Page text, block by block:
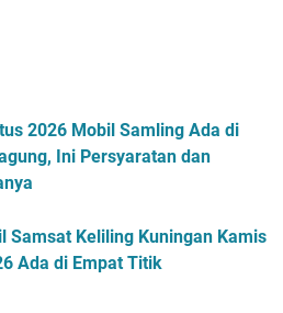
2026 Mobil Samling Ada di
Ini Persyaratan dan
Samsat Keliling Kuningan Kamis
Ada di Empat Titik